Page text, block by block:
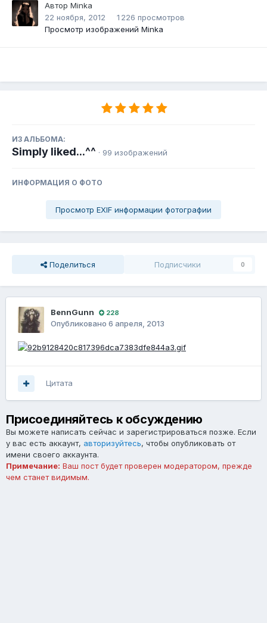
Автор Minka
22 ноября, 2012
1 226 просмотров
Просмотр изображений Minka
ИЗ АЛЬБОМА:
Simply liked...^^ · 99 изображений
ИНФОРМАЦИЯ О ФОТО
Просмотр EXIF информации фотографии
Поделиться Подписчики 0
BennGunn 228
Опубликовано 6 апреля, 2013
Цитата
Присоединяйтесь к обсуждению
Вы можете написать сейчас и зарегистрироваться позже. Если
у вас есть аккаунт, авторизуйтесь, чтобы опубликовать от
имени своего аккаунта.
Примечание: Ваш пост будет проверен модератором, прежде
чем станет видимым.